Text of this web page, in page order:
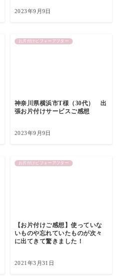
2023年9月9日
お片付けビフォーアフター
神奈川県横浜市T様（30代） 出
張お片付けサービスご感想
2023年9月9日
お片付けビフォーアフター
【お片付けご感想】使っていな
いものや忘れていたものが次々
に出てきて驚きました！
2021年3月31日